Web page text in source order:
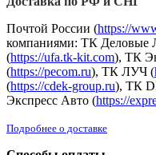
Почтой России (https://
компаниями: ТК Деловые
(https://ufa.tk-kit.com), ТК
(https://pecom.ru), ТК ЛУЧ (
(https://cdek-group.ru), ТК
Экспресс Авто (https://
Подробнее о доставке